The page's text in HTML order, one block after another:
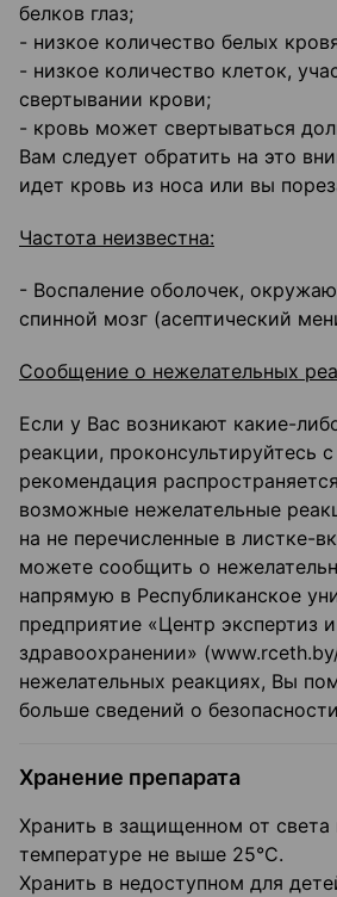
белков глаз;
- низкое количество белых
- низкое количество клеток,
свертывании крови;
- кровь может свертываться
Вам следует обратить на это
идет кровь из носа или вы
Частота неизвестна:
- Воспаление оболочек,
спинной мозг (асептический
Сообщение о нежелательных
Если у Вас возникают какие-
реакции, проконсультируйтесь
рекомендация
возможные нежелательные
на не перечисленные в листке-
можете сообщить о
напрямую в Республиканское
предприятие «Центр экспертиз
здравоохранении»
нежелательных реакциях, Вы
больше сведений о
Хранение препарата
Хранить в защищенном от света
температуре не выше 25°С.
Хранить в недоступном для